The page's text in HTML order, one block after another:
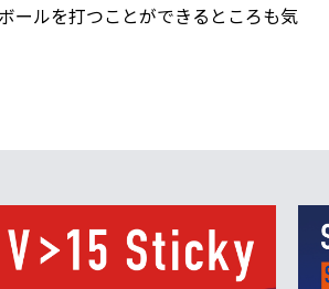
ールを打つことができるところも気